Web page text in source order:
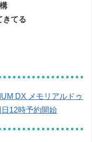
きてる
DX メモリアルドゥ
12時予約開始